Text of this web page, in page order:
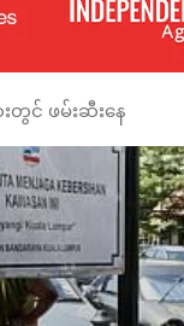
တွင် ဖမ်းဆီးနေ